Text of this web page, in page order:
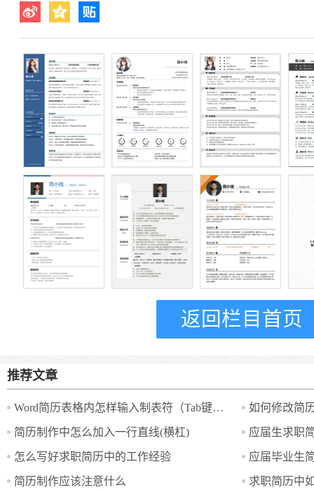
返回栏目首页
推荐文章
Word简历表格内怎样输入制表符（Tab键）？ 如何修改简
简历制作中怎么加入一行直线(横杠) 应届生求职
怎么写好求职简历中的工作经验 应届毕业生
简历制作应该注意什么 求职简历中